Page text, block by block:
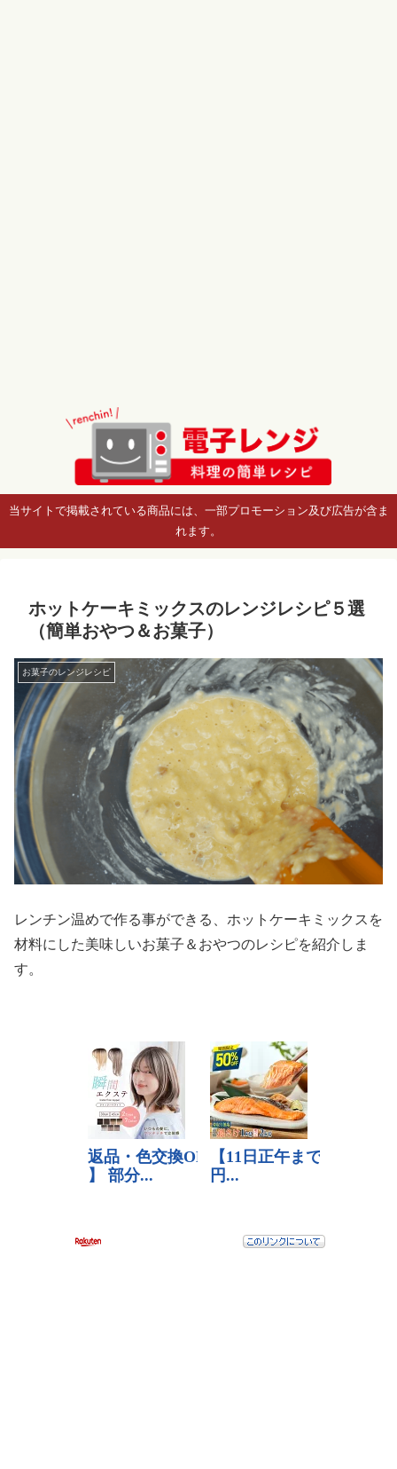
当サイトで掲載されている商品には、一部プロモーション及び広告が含ま
れます。
ホットケーキミックスのレンジレシピ５選
（簡単おやつ＆お菓子）
お菓子のレンジレシピ
レンチン温めで作る事ができる、ホットケーキミックスを
材料にした美味しいお菓子＆おやつのレシピを紹介しま
す。